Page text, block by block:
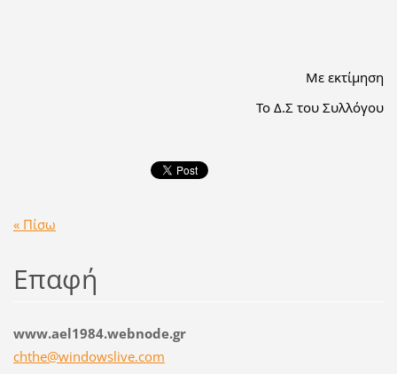
Με εκτίμηση
Το Δ.Σ του Συλλόγου
« Πίσω
Επαφή
www.ael1984.webnode.gr
chthe@windowslive.com